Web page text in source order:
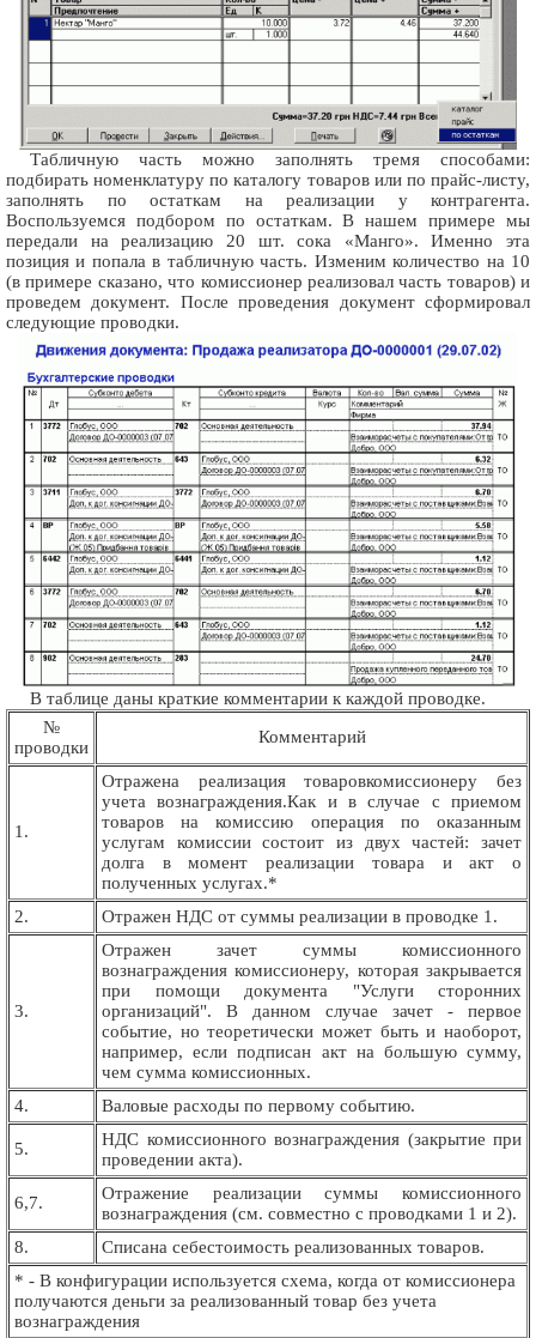
Табличную часть можно заполнять тремя способами:
подбирать номенклатуру по каталогу товаров или по прайс-листу,
заполнять по остаткам на реализации у контрагента.
Воспользуемся подбором по остаткам. В нашем примере мы
передали на реализацию 20 шт. сока «Манго». Именно эта
позиция и попала в табличную часть. Изменим количество на 10
(в примере сказано, что комиссионер реализовал часть товаров) и
проведем документ. После проведения документ сформировал
следующие проводки.
В таблице даны краткие комментарии к каждой проводке.
№
проводки
Комментарий
1.
Отражена реализация товаровкомиссионеру без
учета вознаграждения.Как и в случае с приемом
товаров на комиссию операция по оказанным
услугам комиссии состоит из двух частей: зачет
долга в момент реализации товара и акт о
полученных услугах.*
2.
Отражен НДС от суммы реализации в проводке 1.
3.
Отражен зачет суммы комиссионного
вознаграждения комиссионеру, которая закрывается
при помощи документа "Услуги сторонних
организаций". В данном случае зачет - первое
событие, но теоретически может быть и наоборот,
например, если подписан акт на большую сумму,
чем сумма комиссионных.
4.
Валовые расходы по первому событию.
5.
НДС комиссионного вознаграждения (закрытие при
проведении акта).
6,7.
Отражение реализации суммы комиссионного
вознаграждения (см. совместно с проводками 1 и 2).
8.
Списана себестоимость реализованных товаров.
* - В конфигурации используется схема, когда от комиссионера
получаются деньги за реализованный товар без учета
вознаграждения